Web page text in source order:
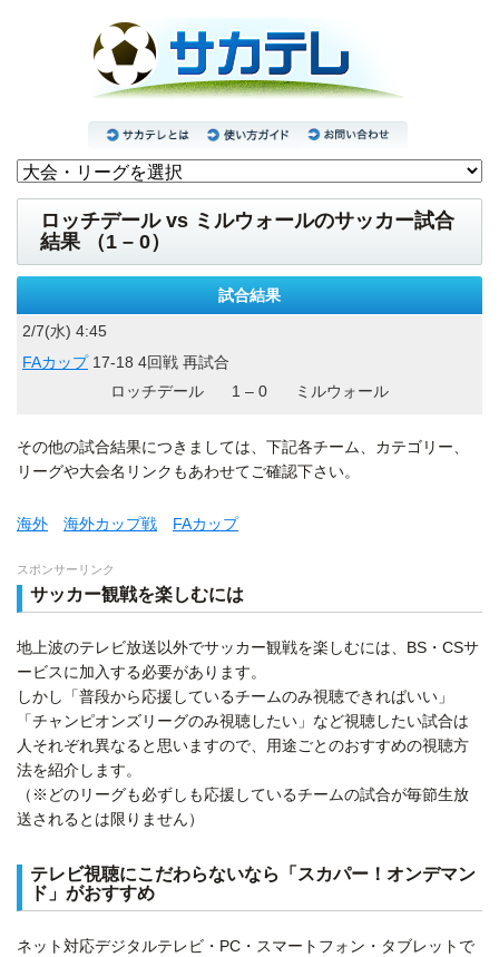
ロッチデール vs ミルウォールのサッカー試合
結果 （1 – 0）
試合結果
2/7(水) 4:45
FAカップ17-18 4回戦 再試合
ロッチデール
1 – 0 ミルウォール
その他の試合結果につきましては、下記各チーム、カテゴリー、
リーグや大会名リンクもあわせてご確認下さい。
海外 海外カップ戦 FAカップ
スポンサーリンク
サッカー観戦を楽しむには
地上波のテレビ放送以外でサッカー観戦を楽しむには、BS・CSサ
ービスに加入する必要があります。
しかし「普段から応援しているチームのみ視聴できればいい」
「チャンピオンズリーグのみ視聴したい」など視聴したい試合は
人それぞれ異なると思いますので、用途ごとのおすすめの視聴方
法を紹介します。
（※どのリーグも必ずしも応援しているチームの試合が毎節生放
送されるとは限りません）
テレビ視聴にこだわらないなら「スカパー！オンデマン
ド」がおすすめ
ネット対応デジタルテレビ・PC・スマートフォン・タブレットで